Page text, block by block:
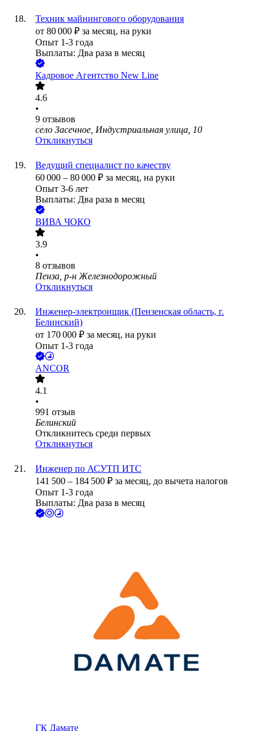
Техник майнингового оборудования
от 80 000 ₽ за месяц, на руки
Опыт 1-3 года
Выплаты: Два раза в месяц
Кадровое Агентство New Line
4.6
•
9 отзывов
село Засечное, Индустриальная улица, 10
Откликнуться
Ведущий специалист по качеству
60 000 – 80 000 ₽ за месяц, на руки
Опыт 3-6 лет
Выплаты: Два раза в месяц
ВИВА ЧОКО
3.9
•
8 отзывов
Пенза, р-н Железнодорожный
Откликнуться
Инженер-электронщик (Пензенская область, г.
Белинский)
от 170 000 ₽ за месяц, на руки
Опыт 1-3 года
ANCOR
4.1
•
991 отзыв
Белинский
Откликнитесь среди первых
Откликнуться
Инженер по АСУТП ИТС
141 500 – 184 500 ₽ за месяц, до вычета налогов
Опыт 1-3 года
Выплаты: Два раза в месяц
ГК Дамате